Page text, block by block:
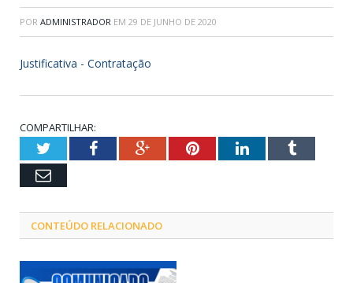
POR ADMINISTRADOR EM 29 DE JUNHO DE 2020
Justificativa - Contratação
COMPARTILHAR:
TwitterFacebookGoogle+PinterestLinkedInTumblr
Email
CONTEÚDO RELACIONADO